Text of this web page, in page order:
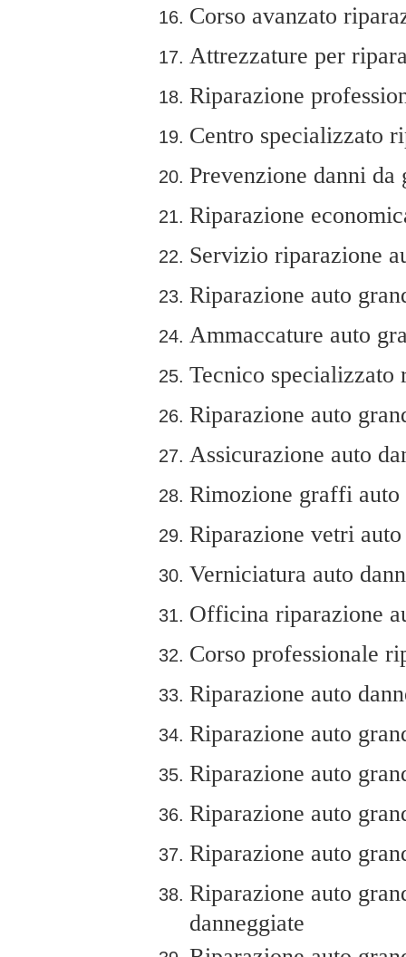
Corso avanzato
Attrezzature per
Riparazione
Centro specializzato
Prevenzione danni da
Riparazione
Servizio riparazione
Riparazione auto
Ammaccature auto
Tecnico specializzato
Riparazione auto
Assicurazione auto
Rimozione graffi auto
Riparazione vetri
Verniciatura auto
Officina riparazione
Corso professionale
Riparazione auto
Riparazione auto
Riparazione auto
Riparazione auto
Riparazione auto
Riparazione auto
danneggiate